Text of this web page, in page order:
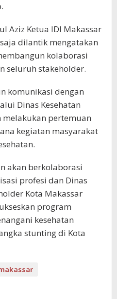
Aziz Ketua IDI Makassar
dilantik mengatakan
kolaborasi
seluruh stakeholder.
komunikasi dengan
Dinas Kesehatan
melakukan pertemuan
kegiatan masyarakat
akan berkolaborasi
profesi dan Dinas
Kota Makassar
program
kesehatan
stunting di Kota